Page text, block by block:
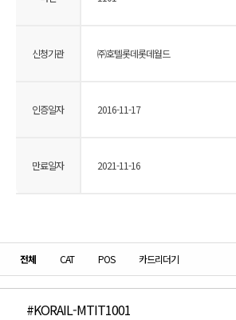
신청기관 ㈜호텔롯데롯데월드
인증일자 2016-11-17
만료일자 2021-11-16
전체 CAT POS 카드리더기
#KORAIL-MTIT1001